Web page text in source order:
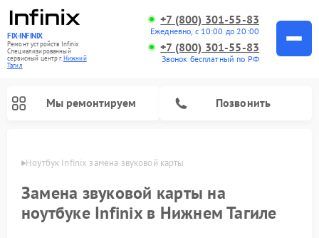
FIX-INFINIX
Ремонт устройств Infinix
Специализированный
cервисный центр г.Нижний
Тагил
+7 (800) 301-55-83
Ежедневно, с 10:00 до 20:00
+7 (800) 301-55-83
Звонок бесплатный по РФ
Мы ремонтируем Позвонить
Ноутбук Infinix замена звуковой карты
Замена звуковой карты на
ноутбуке Infinix в Нижнем Тагиле